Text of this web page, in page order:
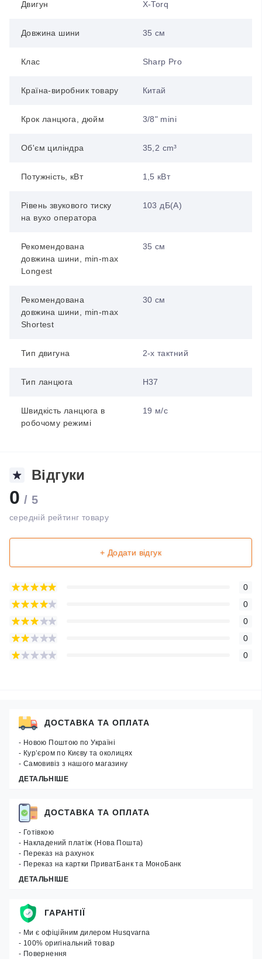
Двигун X-Torq
Довжина шини 35 см
Клас Sharp Pro
Країна-виробник товару Китай
Крок ланцюга, дюйм 3/8" mini
Об'єм циліндра 35,2 cm³
Потужність, кВт 1,5 кВт
Рівень звукового тиску
на вухо оператора
103 дБ(А)
Рекомендована
довжина шини, min-max
Longest
35 см
Рекомендована
довжина шини, min-max
Shortest
30 см
Тип двигуна 2-х тактний
Тип ланцюга H37
Швидкість ланцюга в
робочому режимі
19 м/с
Відгуки
0 / 5
середній рейтинг товару
+ Додати відгук
0
0
0
0
0
ДОСТАВКА ТА ОПЛАТА
- Новою Поштою по Україні
- Кур’єром по Києву та околицях
- Самовивіз з нашого магазину
ДЕТАЛЬНІШЕ
ДОСТАВКА ТА ОПЛАТА
- Готівкою
- Накладений платіж (Нова Пошта)
- Переказ на рахунок
- Переказ на картки ПриватБанк та МоноБанк
ДЕТАЛЬНІШЕ
ГАРАНТІЇ
- Ми є офіційним дилером Husqvarna
- 100% оригінальний товар
- Повернення